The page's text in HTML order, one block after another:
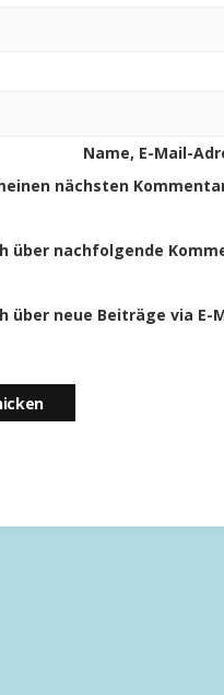
Name, E-Mail-
nächsten
über nachfolgende
über neue Beiträge via E-